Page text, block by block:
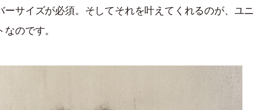
ーサイズが必須。そしてそれを叶えてくれるのが、ユニ
のです。